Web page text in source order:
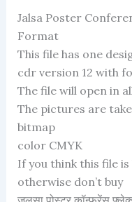
out of 5
based on
customer
rating
Jalsa Poster
Format
This file has one
cdr version 12 with
The file will open in
The pictures are
bitmap
color CMYK
If you think this file
otherwise don’t buy